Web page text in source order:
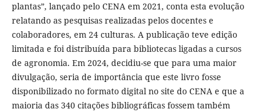
plantas”, lançado pelo CENA em 2021, conta esta evolução
relatando as pesquisas realizadas pelos docentes e
colaboradores, em 24 culturas. A publicação teve edição
limitada e foi distribuída para bibliotecas ligadas a cursos
de agronomia. Em 2024, decidiu-se que para uma maior
divulgação, seria de importância que este livro fosse
disponibilizado no formato digital no site do CENA e que a
maioria das 340 citações bibliográficas fossem também